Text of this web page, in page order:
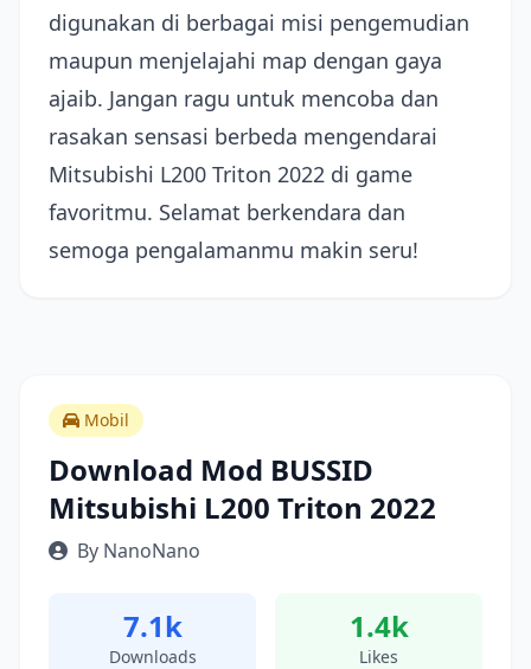
digunakan di berbagai misi pengemudian
maupun menjelajahi map dengan gaya
ajaib. Jangan ragu untuk mencoba dan
rasakan sensasi berbeda mengendarai
Mitsubishi L200 Triton 2022 di game
favoritmu. Selamat berkendara dan
semoga pengalamanmu makin seru!
Mobil
Download Mod BUSSID
Mitsubishi L200 Triton 2022
By NanoNano
7.1k
Downloads
1.4k
Likes